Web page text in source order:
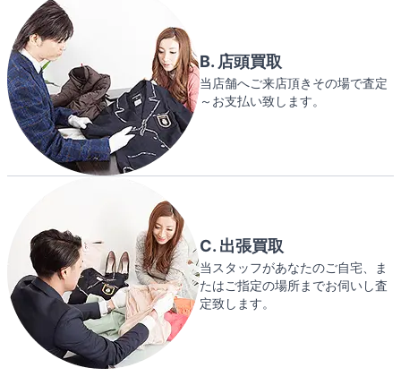
B. 店頭買取
当店舗へご来店頂きその場で査定
～お支払い致します。
C. 出張買取
当スタッフがあなたのご自宅、ま
たはご指定の場所までお伺いし査
定致します。